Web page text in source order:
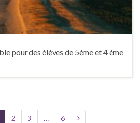
pour des élèves de 5ème et 4 ème
2 3 … 6